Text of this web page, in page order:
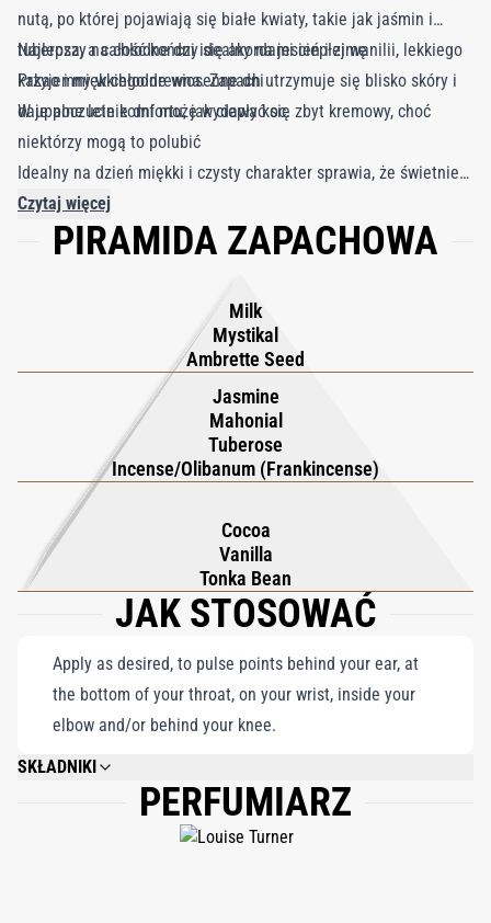
nutą, po której pojawiają się białe kwiaty, takie jak jaśmin i
tuberoza, a całość kończy się akordami ciepłej wanilii, lekkiego
kakao i miękkiego drewna. Zapach utrzymuje się blisko skóry i
daje poczucie komfortu, jak ciepły koc.
Najlepszy na chłodne dni idealny na jesień i zimę
Przyjemny w chłodne wiosenne dni
W upalne letnie dni może wydawać się zbyt kremowy, choć
niektórzy mogą to polubić
Idealny na dzień miękki i czysty charakter sprawia, że świetnie
sprawdzi się w pracy lub podczas spokojnych chwil
Dobry także na wieczór delikatny i kojący, odpowiedni na
Czytaj więcej
PIRAMIDA ZAPACHOWA
Milk
Mystikal
Ambrette Seed
Jasmine
Mahonial
Tuberose
Incense/Olibanum (Frankincense)
Cocoa
Vanilla
Tonka Bean
JAK STOSOWAĆ
Apply as desired, to pulse points behind your ear, at
the bottom of your throat, on your wrist, inside your
elbow and/or behind your knee.
SKŁADNIKI
ALCOHOL DENAT., FRAGRANCE/PARFUM, WATER/AQUA, COUMARIN,
ETHYLHEXYL METHOXYCINNAMATE, BUTYL
METHOXYDIBENZOYLMETHANE, ETHYLHEXYL SALICYLATE, T-BUTYL
PERFUMIARZ